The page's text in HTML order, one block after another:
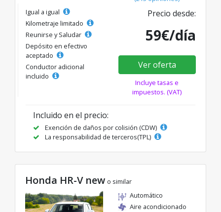
Igual a igual
Kilometraje limitado
Reunirse y Saludar
Depósito en efectivo
aceptado
Conductor adicional
incluido
Precio desde:
59€/día
Ver oferta
Incluye tasas e
impuestos. (VAT)
Incluido en el precio:
Exención de daños por colisión (CDW)
La responsabilidad de terceros(TPL)
Honda HR-V new o similar
Automático
Aire acondicionado